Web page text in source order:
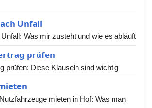
Unfall
Was mir zusteht und wie es abläuft
prüfen
prüfen: Diese Klauseln sind wichtig
mieten in Hof: Was man